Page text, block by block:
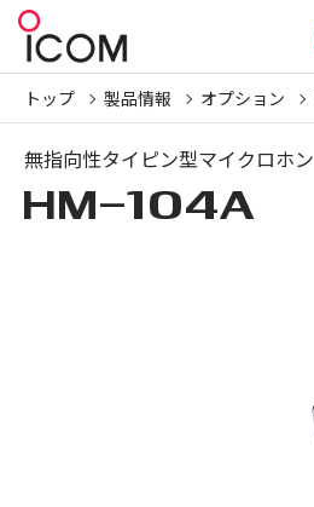
トップ 製品情報 オプション
無指向性タイピン型マイクロホン
HM-104A